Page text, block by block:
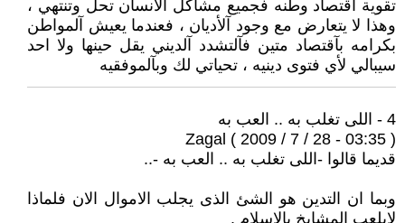
تقوية اقتصاد وطنه فجميع مشاكل آلأنسان تحل وتنتهي ،
وهذا لا يتعارض مع وجود آلأديان ، فعندما يعيش آلمواطن
بكرامه بآقتصاد متين فآلتشدد آلديني يقل حينها ولا احد
سيبالي لأي فتوى دينيه ، تحياتي لك وبآلموفقيه
4 - اللى تغلب به .. العب به
Zagal ( 2009 / 7 / 28 - 03:35 )
قديما قالوا -اللى تغلب به .. العب به -..
وبما ان التدين هو الشئ الذى يجلب الاموال الان فلماذا
لايلعب المشايخ بالاسلام .